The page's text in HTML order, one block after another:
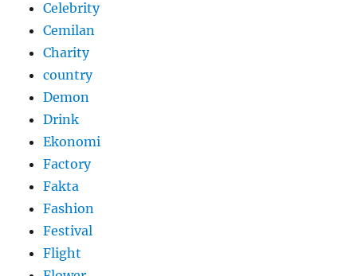
Celebrity
Cemilan
Charity
country
Demon
Drink
Ekonomi
Factory
Fakta
Fashion
Festival
Flight